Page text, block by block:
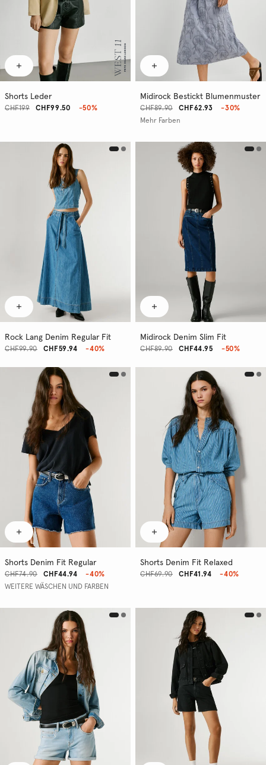
Shorts Leder
CHF99.50
CHF199 -50%
Midirock Bestickt Blumenmuster
CHF62.93
CHF89.90
-30%
Mehr Farben
Rock Lang Denim Regular Fit
CHF59.94
CHF99.90 -40%
Midirock Denim Slim Fit
CHF44.95
CHF89.90 -50%
Shorts Denim Fit Regular
CHF44.94
CHF74.90
-40%
WEITERE WÄSCHEN UND FARBEN
Shorts Denim Fit Relaxed
CHF41.94
CHF69.90 -40%